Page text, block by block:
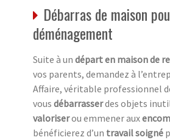
Débarras de maison
déménagement
Suite à un départ en maison de
vos parents, demandez à
Affaire, véritable professionnel
vous débarrasserdes objets
valoriserou emmener aux
bénéficierez d’un travail soigné